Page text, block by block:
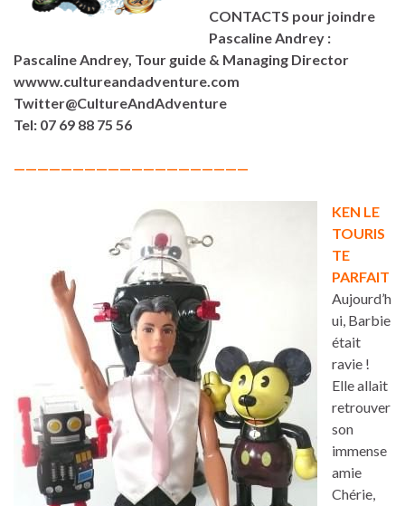
CONTACTS pour joindre
Pascaline Andrey :
Pascaline Andrey, Tour guide & Managing Director
wwww.cultureandadventure.com
Twitter@CultureAndAdventure
Tel: 07 69 88 75 56
————————————————————
KEN LE
TOURIS
TE
PARFAIT
Aujourd’h
ui, Barbie
était
ravie !
Elle allait
retrouver
son
immense
amie
Chérie,